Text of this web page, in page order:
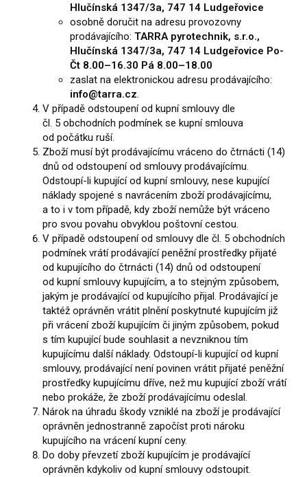
Hlučínská 1347/3a, 747 14 Ludgeřovice
osobně doručit na adresu provozovny
prodávajícího:TARRA pyrotechnik, s.r.o.,
Hlučínská 1347/3a, 747 14 Ludgeřovice Po-
Čt 8.00–16.30 Pá 8.00–18.00
zaslat na elektronickou adresu prodávajícího:
info@tarra.cz
V případě odstoupení od kupní smlouvy dle
čl. 5 obchodních podmínek se kupní smlouva
od počátku ruší.
Zboží musí být prodávajícímu vráceno do čtrnácti (14)
dnů od odstoupení od smlouvy prodávajícímu.
Odstoupí-li kupující od kupní smlouvy, nese kupující
náklady spojené s navrácením zboží prodávajícímu,
a to i v tom případě, kdy zboží nemůže být vráceno
pro svou povahu obvyklou poštovní cestou.
V případě odstoupení od smlouvy dle čl. 5 obchodních
podmínek vrátí prodávající peněžní prostředky přijaté
od kupujícího do čtrnácti (14) dnů od odstoupení
od kupní smlouvy kupujícím, a to stejným způsobem,
jakým je prodávající od kupujícího přijal. Prodávající je
taktéž oprávněn vrátit plnění poskytnuté kupujícím již
při vrácení zboží kupujícím či jiným způsobem, pokud
s tím kupující bude souhlasit a nevzniknou tím
kupujícímu další náklady. Odstoupí-li kupující od kupní
smlouvy, prodávající není povinen vrátit přijaté peněžní
prostředky kupujícímu dříve, než mu kupující zboží vrátí
nebo prokáže, že zboží prodávajícímu odeslal.
Nárok na úhradu škody vzniklé na zboží je prodávající
oprávněn jednostranně započíst proti nároku
kupujícího na vrácení kupní ceny.
Do doby převzetí zboží kupujícím je prodávající
oprávněn kdykoliv od kupní smlouvy odstoupit.